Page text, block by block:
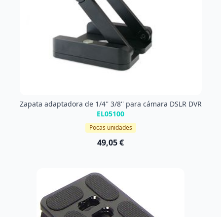
Zapata adaptadora de 1/4'' 3/8'' para cámara DSLR DVR
EL05100
Pocas unidades
49,05 €